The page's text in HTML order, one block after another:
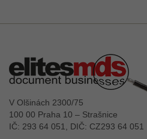
V Olšinách 2300/75
100 00 Praha 10 – Strašnice
IČ: 293 64 051, DIČ: CZ293 64 051